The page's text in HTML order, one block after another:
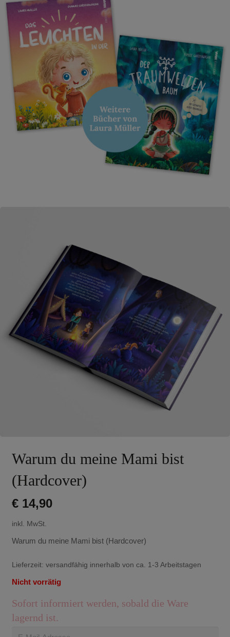
Warum du meine Mami bist
(Hardcover)
€14,90
inkl. MwSt.
Warum du meine Mami bist (Hardcover)
Lieferzeit: versandfähig innerhalb von ca. 1-3 Arbeitstagen
Nicht vorrätig
Sofort informiert werden, sobald die Ware
lagernd ist.